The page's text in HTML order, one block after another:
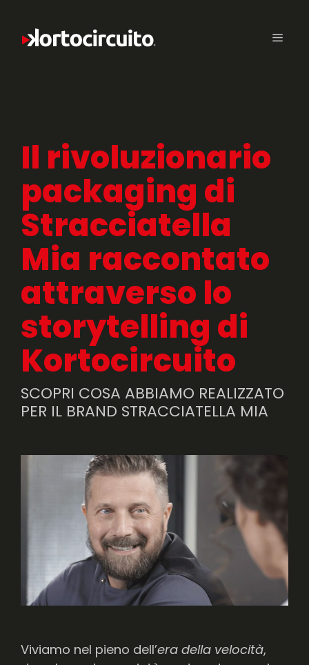
Il rivoluzionario
packaging di
Stracciatella
Mia raccontato
attraverso lo
storytelling di
Kortocircuito
SCOPRI COSA ABBIAMO REALIZZATO
PER IL BRAND STRACCIATELLA MIA
Viviamo nel pieno dell’era della velocità,